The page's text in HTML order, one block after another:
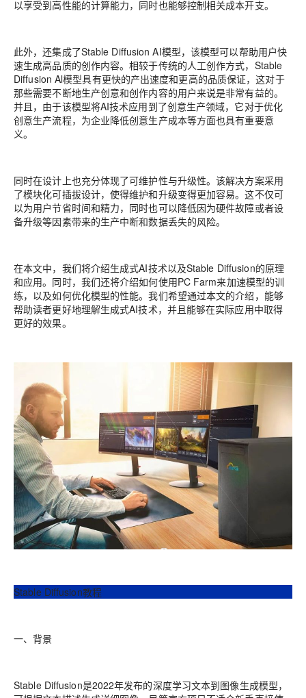
以享受到高性能的计算能力，同时也能够控制相关成本开支。
此外，还集成了Stable Diffusion AI模型，该模型可以帮助用户快
速生成高品质的创作内容。相较于传统的人工创作方式，Stable
Diffusion Al模型具有更快的产出速度和更高的品质保证，这对于
那些需要不断地生产创意和创作内容的用户来说是非常有益的。
并且，由于该模型将AI技术应用到了创意生产领域，它对于优化
创意生产流程，为企业降低创意生产成本等方面也具有重要意
义。
同时在设计上也充分体现了可维护性与升级性。该解决方案采用
了模块化可插拔设计，使得维护和升级变得更加容易。这不仅可
以为用户节省时间和精力，同时也可以降低因为硬件故障或者设
备升级等因素带来的生产中断和数据丢失的风险。
在本文中，我们将介绍生成式AI技术以及Stable Diffusion的原理
和应用。同时，我们还将介绍如何使用PC Farm来加速模型的训
练，以及如何优化模型的性能。我们希望通过本文的介绍，能够
帮助读者更好地理解生成式AI技术，并且能够在实际应用中取得
更好的效果。
Stable Diffusion教程
一、背景
Stable Diffusion是2022年发布的深度学习文本到图像生成模型，